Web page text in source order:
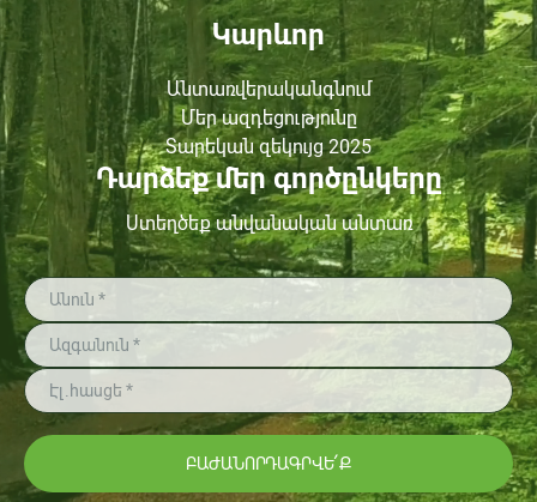
Կարևոր
Անտառվերականգնում
Մեր ազդեցությունը
Տարեկան զեկույց 2025
Դարձեք մեր գործընկերը
Ստեղծեք անվանական անտառ
ԲԱԺԱՆՈՐԴԱԳՐՎԵ՛Ք